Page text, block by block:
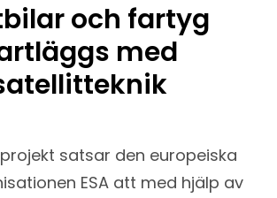
och fartyg
med
satsar den europeiska
ESA att med hjälp av